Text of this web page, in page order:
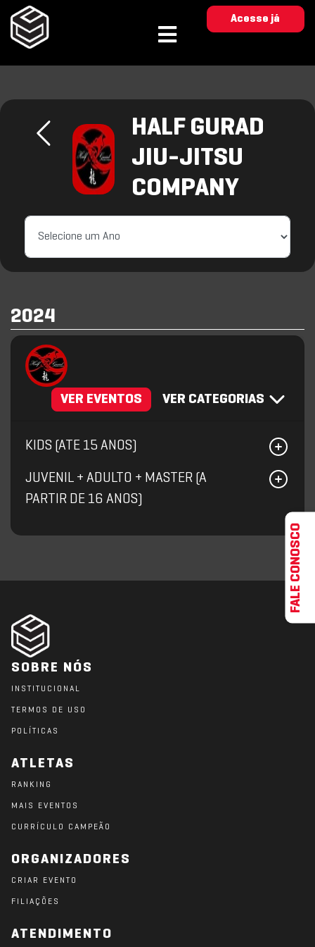
Acesse já
HALF GURAD
JIU-JITSU
COMPANY
2024
VER CATEGORIAS
VER EVENTOS
KIDS (ATE 15 ANOS)
JUVENIL + ADULTO + MASTER (A
PARTIR DE 16 ANOS)
SOBRE NÓS
INSTITUCIONAL
TERMOS DE USO
POLÍTICAS
ATLETAS
RANKING
MAIS EVENTOS
CURRÍCULO CAMPEÃO
ORGANIZADORES
CRIAR EVENTO
FILIAÇÕES
ATENDIMENTO
FALE CONOSCO